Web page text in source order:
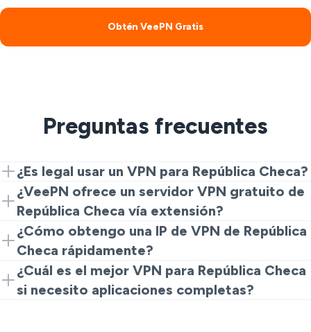
Obtén VeePN Gratis
Preguntas frecuentes
¿Es legal usar un VPN para República Checa?
Sí. ¿Es legal el VPN en República Checa? Sí, los VPNs
son legales para privacidad y seguridad. Las actividades
ilegales siguen estando prohibidas.
¿VeePN ofrece un servidor VPN gratuito de
República Checa vía extensión?
Sí. Comienza con el complemento de Chrome para
una rápida experiencia de servidor VPN gratuito de
República Checa. Mejora para obtener aplicaciones
VeePN para más velocidad y regiones.
¿Cómo obtengo una IP de VPN de República
Checa rápidamente?
Instala la extensión, elige un servidor VPN Checo y
conecta. Obtendrás una dirección IP de VPN checa
gratuita en un clic.
¿Cuál es el mejor VPN para República Checa
si necesito aplicaciones completas?